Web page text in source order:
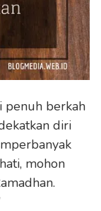
penuh berkah
diri
mohon